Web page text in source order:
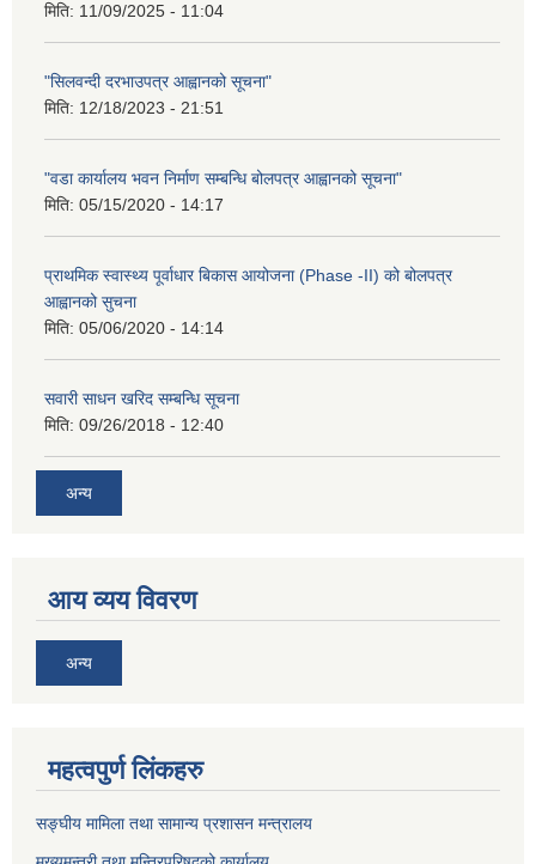
मिति: 11/09/2025 - 11:04
"सिलवन्दी दरभाउपत्र आह्वानको सूचना"
मिति: 12/18/2023 - 21:51
"वडा कार्यालय भवन निर्माण सम्बन्धि बोलपत्र आह्वानको सूचना"
मिति: 05/15/2020 - 14:17
प्राथमिक स्वास्थ्य पूर्वाधार बिकास आयोजना (Phase -II) को बोलपत्र
आह्वानको सुचना
मिति: 05/06/2020 - 14:14
सवारी साधन खरिद सम्बन्धि सूचना
मिति: 09/26/2018 - 12:40
अन्य
आय व्यय विवरण
अन्य
महत्वपुर्ण लिंकहरु
सङ्घीय मामिला तथा सामान्य प्रशासन मन्त्रालय